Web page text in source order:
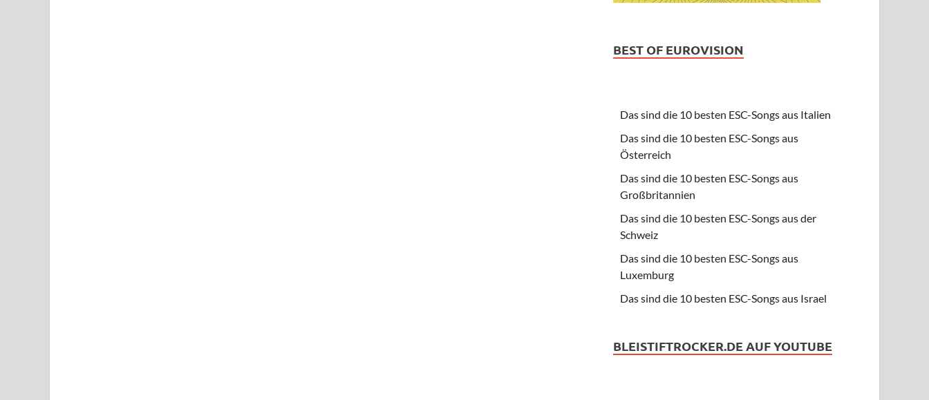
BEST OF EUROVISION
Das sind die 10 besten ESC-Songs aus Italien
Das sind die 10 besten ESC-Songs aus
Österreich
Das sind die 10 besten ESC-Songs aus
Großbritannien
Das sind die 10 besten ESC-Songs aus der
Schweiz
Das sind die 10 besten ESC-Songs aus
Luxemburg
Das sind die 10 besten ESC-Songs aus Israel
BLEISTIFTROCKER.DE AUF YOUTUBE